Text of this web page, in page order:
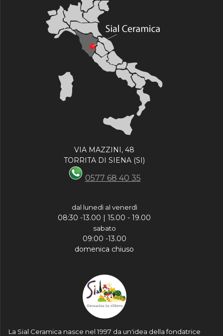
VIA MAZZINI, 48
TORRITA DI SIENA (SI)
0577 68 40 35
dal lunedì al venerdì
08:30 -13.00 | 15.00 - 19.00
sabato
09:00 -13.00
domenica chiuso
La Sial Ceramica nasce nel 1997 da un'idea della fondatrice